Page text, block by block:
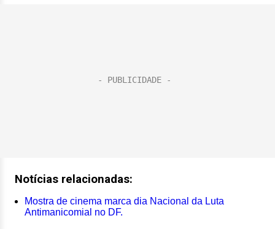
Notícias relacionadas:
Mostra de cinema marca dia Nacional da Luta
Antimanicomial no DF.